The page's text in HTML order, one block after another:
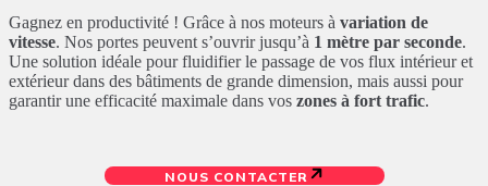
Gagnez en productivité ! Grâce à nos moteurs à variation de
vitesse. Nos portes peuvent s’ouvrir jusqu’à 1 mètre par seconde.
Une solution idéale pour fluidifier le passage de vos flux intérieur et
extérieur dans des bâtiments de grande dimension, mais aussi pour
garantir une efficacité maximale dans vos zones à fort trafic.
NOUS CONTACTER